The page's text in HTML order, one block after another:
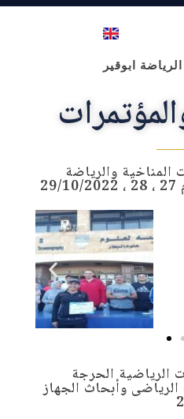
ابوقير
المناخية والرياضة
الرياضية الحرجة
وأبحاث الجهاز